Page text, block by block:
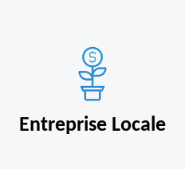
Entreprise Locale